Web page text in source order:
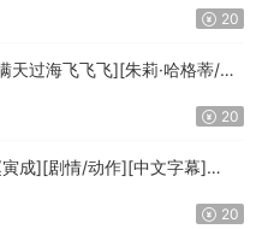
20
过海飞飞飞][朱莉·哈格蒂/罗
20
成][剧情/动作][中文字幕]
20